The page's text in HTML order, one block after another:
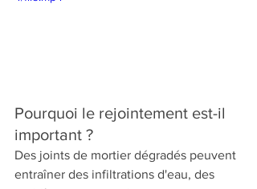
Pourquoi le rejointement est-il
important ?
Des joints de mortier dégradés peuvent
entraîner des infiltrations d'eau, des